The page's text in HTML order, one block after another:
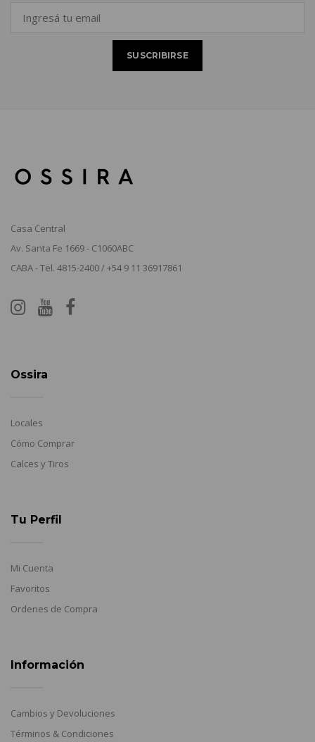
Casa Central
Av. Santa Fe 1669 - C1060ABC
CABA - Tel. 4815-2400 / +54 9 11 36917861
Ossira
Locales
Cómo Comprar
Calces y Tiros
Tu Perfil
Mi Cuenta
Favoritos
Ordenes de Compra
Información
Cambios y Devoluciones
Términos & Condiciones